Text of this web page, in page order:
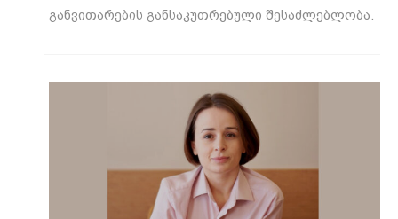
განვითარების განსაკუთრებული შესაძლებლობა.